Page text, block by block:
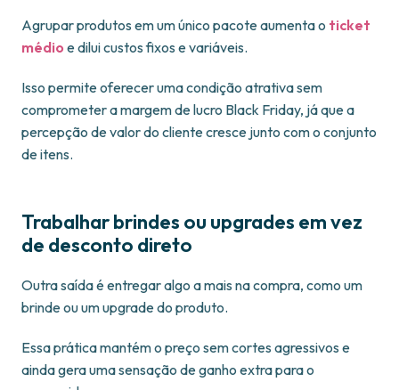
Agrupar produtos em um único pacote aumenta o ticket
médio e dilui custos fixos e variáveis.
Isso permite oferecer uma condição atrativa sem
comprometer a margem de lucro Black Friday, já que a
percepção de valor do cliente cresce junto com o conjunto
de itens.
Trabalhar brindes ou upgrades em vez
de desconto direto
Outra saída é entregar algo a mais na compra, como um
brinde ou um upgrade do produto.
Essa prática mantém o preço sem cortes agressivos e
ainda gera uma sensação de ganho extra para o